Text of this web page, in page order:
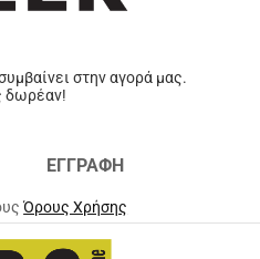
στην αγορά μας.
δωρέαν!
ΕΓΓΡΑΦΗ
Όρους Χρήσης